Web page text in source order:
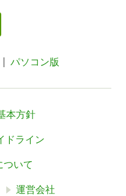
パソコン版
本方針
ドライン
ついて
運営会社